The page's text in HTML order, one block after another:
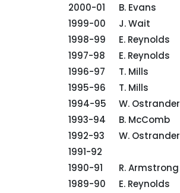
2000-01
B. Evans
1999-00
J. Wait
1998-99
E. Reynolds
1997-98
E. Reynolds
1996-97
T. Mills
1995-96
T. Mills
1994-95
W. Ostrander
1993-94
B. McComb
1992-93
W. Ostrander
1991-92
1990-91
R. Armstrong
1989-90
E. Reynolds